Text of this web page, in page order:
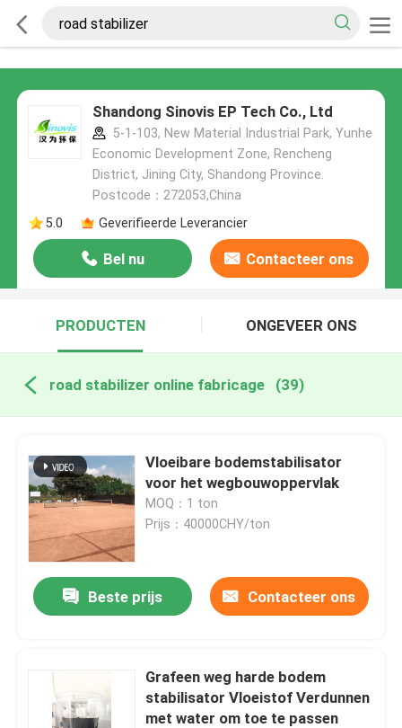
Shandong Sinovis EP Tech Co., Ltd
5-1-103, New Material Industrial Park, Yunhe
Economic Development Zone, Rencheng
District, Jining City, Shandong Province.
Postcode：272053,China
5.0
Geverifieerde Leverancier
Bel nu Contacteer ons
PRODUCTEN ONGEVEER ONS
road stabilizer online fabricage (39)
Vloeibare bodemstabilisator
voor het wegbouwoppervlak
MOQ：1 ton
Prijs：40000CHY/ton
Beste prijs Contacteer ons
Grafeen weg harde bodem
stabilisator Vloeistof Verdunnen
met water om toe te passen